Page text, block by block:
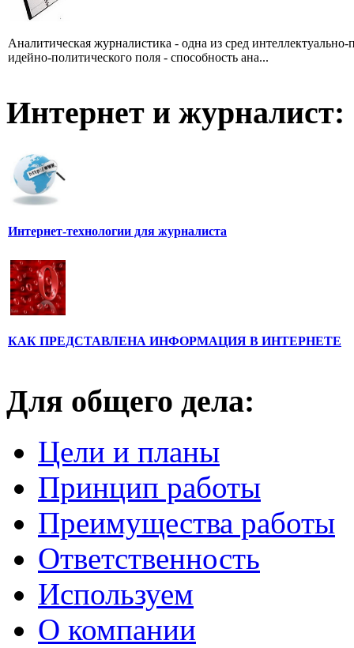
Аналитическая журналистика - одна из сред
идейно-политического поля - способность ана...
Интернет и журналист:
Интернет-технологии для журналиста
КАК ПРЕДСТАВЛЕНА ИНФОРМАЦИЯ В ИНТЕРНЕТЕ
Для общего дела:
Цели и планы
Принцип работы
Преимущества работы
Ответственность
Используем
О компании